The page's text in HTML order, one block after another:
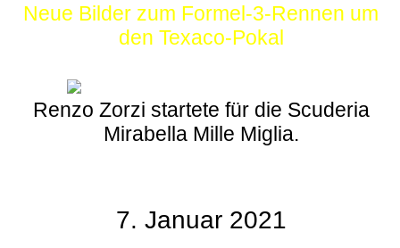
Neue Bilder zum Formel-3-Rennen um
den Texaco-Pokal
Renzo Zorzi startete für die Scuderia
Mirabella Mille Miglia.
7. Januar 2021